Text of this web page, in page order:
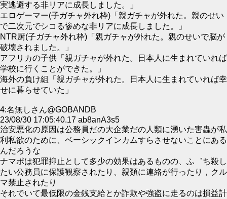
実逃避する非リアに成長しました。」
エロゲーマー(子ガチャ外れ枠)「親ガチャが外れた。親のせい
で二次元でシコる惨めな非リアに成長しました。」
NTR厨(子ガチャ外れ枠)「親ガチャが外れた。親のせいで脳が
破壊されました。」
アフリカの子供「親ガチャが外れた。日本人に生まれていれば
学校に行くことができた。」
海外の負け組「親ガチャが外れた。日本人に生まれていれば幸
せに暮らせていた」
4:名無しさん@GOBANDB
23/08/30 17:05:40.17 ab8anA3s5
治安悪化の原因は公務員だの大企業だの人類に湧いた害蟲が私
利私欲のために、ベーシックインカムすらさせないことにある
んだろうな
ナマポは犯罪抑止として多少の効果はあるものの、ふ゛ち殺し
たい公務員に保護観察されたり、親類に連絡が行ったり，クル
マ禁止されたり
それでいて最低限の金銭支給とか詐欺や強盗に走るのは損益計